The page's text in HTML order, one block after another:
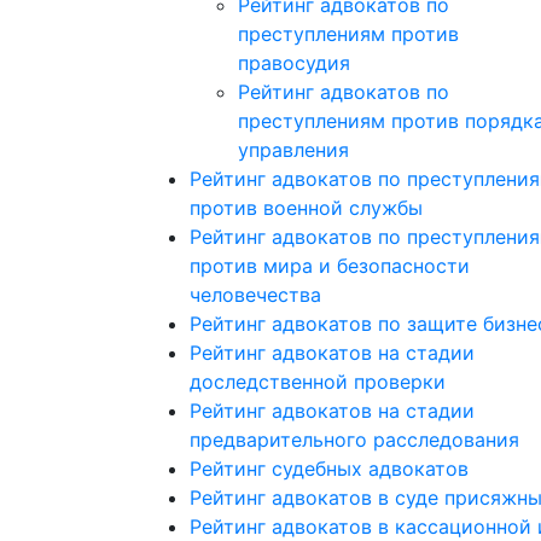
Рейтинг адвокатов по
преступлениям против
правосудия
Рейтинг адвокатов по
преступлениям против
управления
Рейтинг адвокатов по
против военной службы
Рейтинг адвокатов по
против мира и безопасности
человечества
Рейтинг адвокатов по защите
Рейтинг адвокатов на стадии
доследственной проверки
Рейтинг адвокатов на стадии
предварительного расследования
Рейтинг судебных адвокатов
Рейтинг адвокатов в суде
Рейтинг адвокатов в кассационной